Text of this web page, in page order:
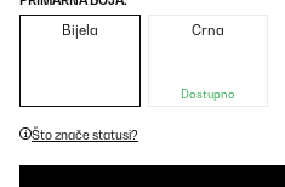
Bijela Crna
Dostupno
Što znače statusi?